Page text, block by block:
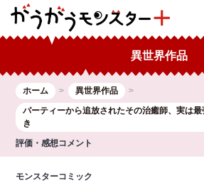
異世界作品
ホーム
異世界作品
パーティーから追放されたその治癒師、実は最
き
評価・感想コメント
モンスターコミック